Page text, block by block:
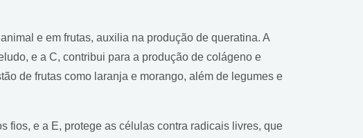
e em frutas, auxilia na produção de queratina. A
e a C, contribui para a produção de colágeno e
de frutas como laranja e morango, além de legumes e
fios, e a E, protege as células contra radicais livres, que